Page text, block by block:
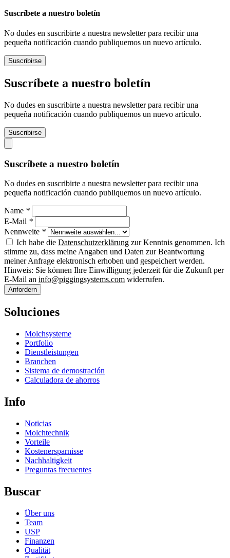
Suscríbete a nuestro boletín
No dudes en suscribirte a nuestra newsletter para recibir una
pequeña notificación cuando publiquemos un nuevo artículo.
Suscribirse
Suscríbete a nuestro boletín
No dudes en suscribirte a nuestra newsletter para recibir una
pequeña notificación cuando publiquemos un nuevo artículo.
Suscribirse
Suscríbete a nuestro boletín
No dudes en suscribirte a nuestra newsletter para recibir una
pequeña notificación cuando publiquemos un nuevo artículo.
Name *
E-Mail *
Nennweite *
Ich habe die Datenschutzerklärung zur Kenntnis genommen. Ich
stimme zu, dass meine Angaben und Daten zur Beantwortung
meiner Anfrage elektronisch erhoben und gespeichert werden.
Hinweis: Sie können Ihre Einwilligung jederzeit für die Zukunft per
E-Mail an info@piggingsystems.com widerrufen.
Anfordern
Soluciones
Molchsysteme
Portfolio
Dienstleistungen
Branchen
Sistema de demostración
Calculadora de ahorros
Info
Noticias
Molchtechnik
Vorteile
Kostenersparnisse
Nachhaltigkeit
Preguntas frecuentes
Buscar
Über uns
Team
USP
Finanzen
Qualität